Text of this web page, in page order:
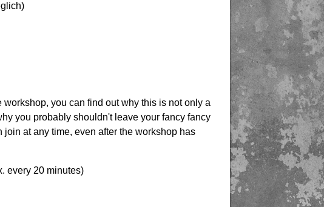
you can find out why this is not only a
you probably shouldn't leave your fancy fancy
at any time, even after the workshop has
every 20 minutes)